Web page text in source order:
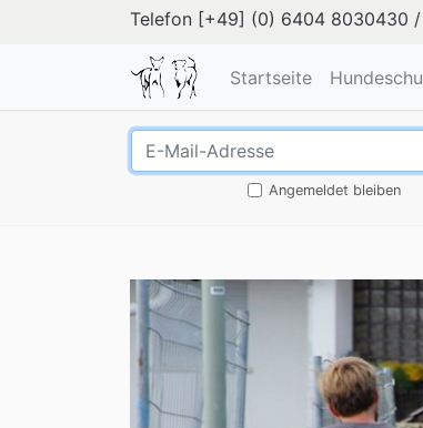
Telefon [+49] (0) 6404 8030430 /
Startseite
Angemeldet bleiben